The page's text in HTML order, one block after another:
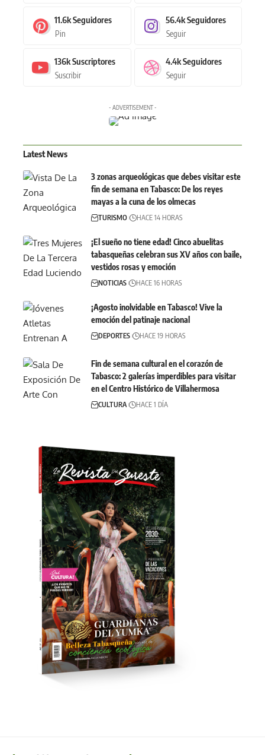
11.6kSeguidores
Pin
56.4kSeguidores
Seguir
136kSuscriptores
Suscribir
4.4kSeguidores
Seguir
- ADVERTISEMENT -
Latest News
3 zonas arqueológicas que debes visitar este
fin de semana en Tabasco: De los reyes
mayas a la cuna de los olmecas
TURISMO HACE 14 HORAS
¡El sueño no tiene edad! Cinco abuelitas
tabasqueñas celebran sus XV años con baile,
vestidos rosas y emoción
NOTICIAS HACE 16 HORAS
¡Agosto inolvidable en Tabasco! Vive la
emoción del patinaje nacional
DEPORTES HACE 19 HORAS
Fin de semana cultural en el corazón de
Tabasco: 2 galerías imperdibles para visitar
en el Centro Histórico de Villahermosa
CULTURA HACE 1 DÍA